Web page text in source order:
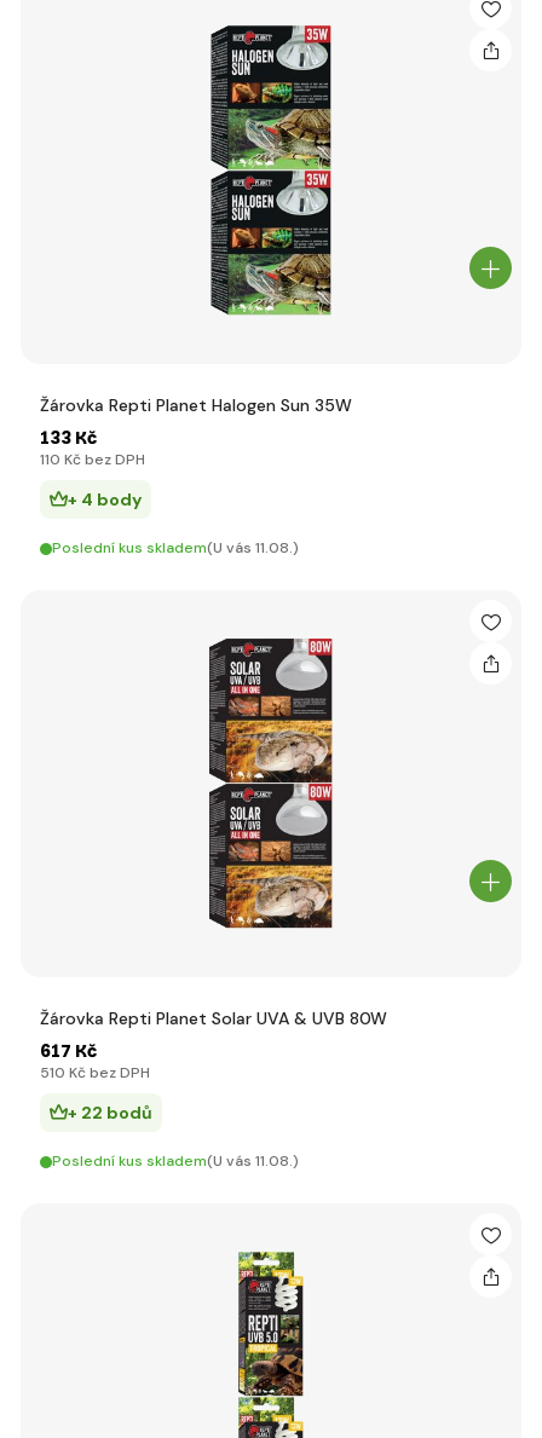
Žárovka Repti Planet Halogen Sun 35W
133 Kč
110 Kč bez DPH
+ 4 body
Poslední kus skladem(U vás 11.08.)
Žárovka Repti Planet Solar UVA & UVB 80W
617 Kč
510 Kč bez DPH
+ 22 bodů
Poslední kus skladem(U vás 11.08.)